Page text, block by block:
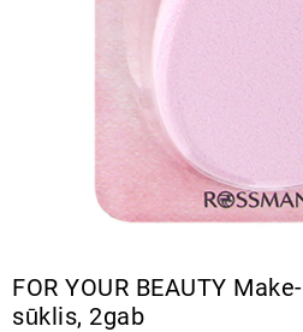
FOR YOUR BEAUTY
sūklis, 2gab